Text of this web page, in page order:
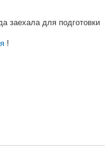
заехала для подготовки
!